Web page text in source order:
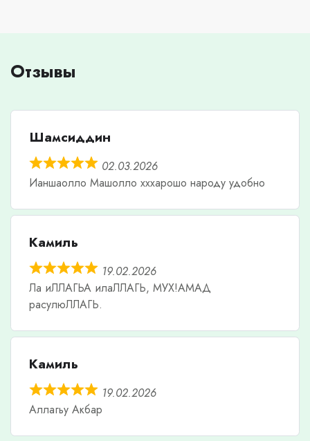
Отзывы
Шамсиддин
02.03.2026
Ианшаолло Машолло хххарошо народу удобно
Камиль
19.02.2026
Ла иЛЛАГЬА илаЛЛАГЬ, МУХ!АМАД
расулюЛЛАГЬ.
Камиль
19.02.2026
Аллагьу Акбар